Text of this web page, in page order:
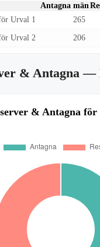
Antagna män
Urval 1
265
Urval 2 206
& Antagna—
& Antagna för